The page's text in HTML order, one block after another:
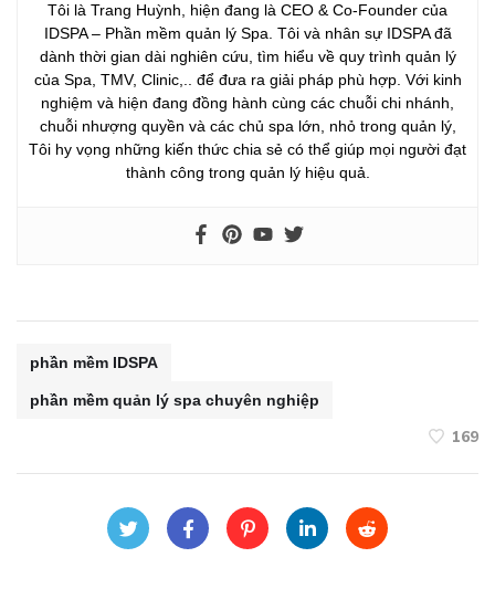
Tôi là Trang Huỳnh, hiện đang là CEO & Co-Founder của
IDSPA – Phần mềm quản lý Spa. Tôi và nhân sự IDSPA đã
dành thời gian dài nghiên cứu, tìm hiểu về quy trình quản lý
của Spa, TMV, Clinic,.. để đưa ra giải pháp phù hợp. Với kinh
nghiệm và hiện đang đồng hành cùng các chuỗi chi nhánh,
chuỗi nhượng quyền và các chủ spa lớn, nhỏ trong quản lý,
Tôi hy vọng những kiến thức chia sẻ có thể giúp mọi người đạt
thành công trong quản lý hiệu quả.
phần mềm IDSPA
phần mềm quản lý spa chuyên nghiệp
169